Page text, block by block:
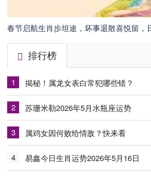
春节启航生肖步坦途，坏事退散喜悦留，
排行榜
1 揭秘！属龙女表白常犯哪些错？
2 苏珊米勒2026年5月水瓶座运势
3 属鸡女因何败给情敌？快来看
4 易鑫今日生肖运势2026年5月16日